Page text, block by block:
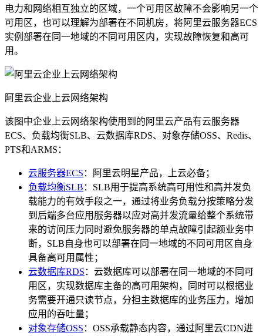
电力和网络相互独立的区域，一个可用区故障不会影响另一个
可用区，也可以理解为部署在不同机房，将阿里云服务器ECS
实例部署在同一地域的不同可用区内，实现故障恢复和高可
用。
阿里云企业上云网络架构
该图中企业上云网络架构使用到的阿里云产品有云服务器
ECS、负载均衡SLB、云数据库RDS、对象存储OSS、Redis、
PTS和ARMS：
云服务器ECS ：阿里云明星产品，上云必备；
负载均衡SLB ：SLB用于提高系统高可用性和高并发负
载能力的有效手段之一，通过将业务负载分按策略分发
到后端多台应用服务器以应对高并发流量给整个系统带
来的访问压力同时避免服务器的单点故障引起额业务中
断，SLB自身也可以部署在同一地域的不同可用区自身
具备高可用属性；
云数据库RDS ：云数据库可以部署在同一地域的不同可
用区，实现数据库主备的高可用架构，同时可以根据业
务需要开通只读节点，分担主数据库的业务压力，增加
应用的吞吐量；
对象存储OSS ：OSS承载静态内容，通过阿里云CDN进